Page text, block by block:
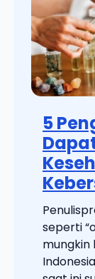
5
seperti
mungkin